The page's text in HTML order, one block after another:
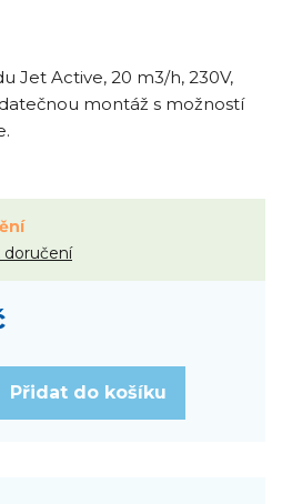
Jet Active, 20 m3/h, 230V,
montáž s možností
doručení
Přidat do košíku